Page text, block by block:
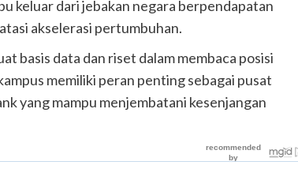
keluar dari jebakan negara berpendapatan
akselerasi pertumbuhan.
basis data dan riset dalam membaca posisi
memiliki peran penting sebagai pusat
yang mampu menjembatani kesenjangan